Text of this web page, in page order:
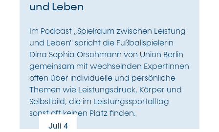
und Leben
Im Podcast „Spielraum zwischen Leistung
und Leben" spricht die Fußballspielerin
Dina Sophia Orschmann von Union Berlin
gemeinsam mit wechselnden Expertinnen
offen über individuelle und persönliche
Themen wie Leistungsdruck, Körper und
Selbstbild, die im Leistungssportalltag
sonst oft keinen Platz finden.
Juli 4